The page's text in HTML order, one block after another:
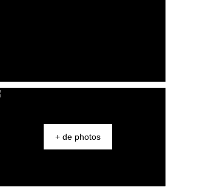
+ de photos